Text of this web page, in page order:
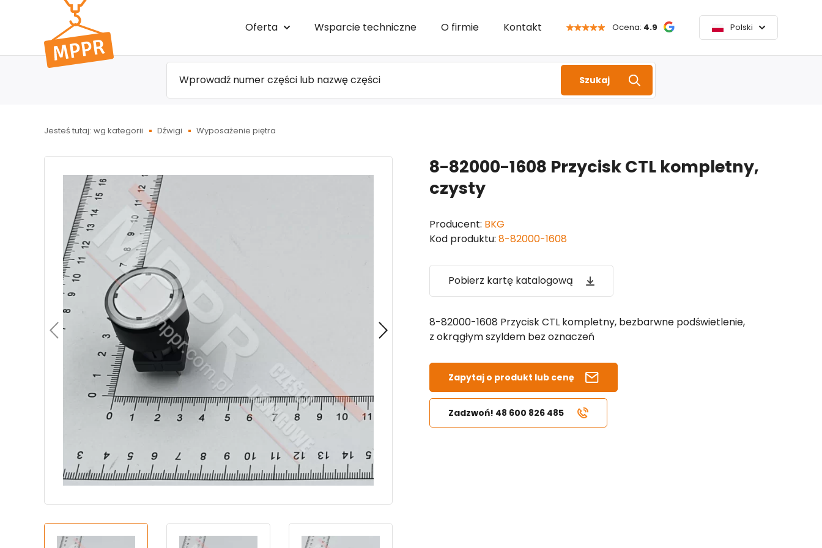
do menu
głównego
Oferta Wsparcie techniczne O firmie Kontakt Ocena: 4.9 Polski
Szukaj
Jesteś tutaj: wg kategorii Dźwigi Wyposażenie piętra
8-82000-1608 Przycisk CTL kompletny,
czysty
Producent: BKG
Kod produktu: 8-82000-1608
Pobierz kartę katalogową
8-82000-1608 Przycisk CTL kompletny, bezbarwne podświetlenie,
z okrągłym szyldem bez oznaczeń
Zapytaj o produkt lub cenę
Zadzwoń! 48 600 826 485